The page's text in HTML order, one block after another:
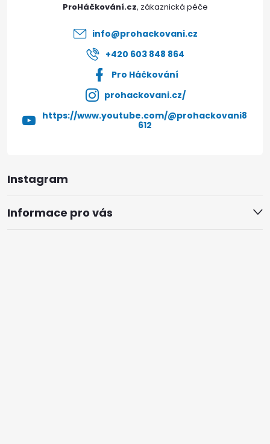
Instagram
Informace pro vás
ProHáčkování.cz
info@prohackovani.cz
+420 603 848 864
Pro Háčkování
prohackovani.cz/
https://www.youtube.com/@prohackovani8
612